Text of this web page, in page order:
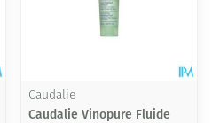
Caudalie
Caudalie Vinopure Fluide